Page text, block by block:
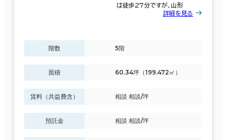
は徒歩27分ですが、山形
詳細を見る
階数 5階
面積 60.34坪（199.472㎡）
賃料（共益費含） 相談 相談/坪
預託金 相談 相談/坪
複数フロアを含む
賃料選択（共益費含）